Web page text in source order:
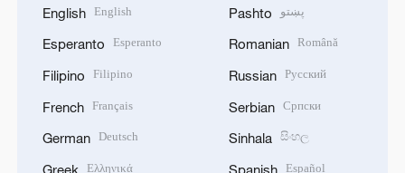
English English
Esperanto Esperanto
Filipino Filipino
French Français
German Deutsch
Greek Ελληνικά
Pashto پښتو
Romanian Română
Russian Русский
Serbian Српски
Sinhala සිංහල
Spanish Español